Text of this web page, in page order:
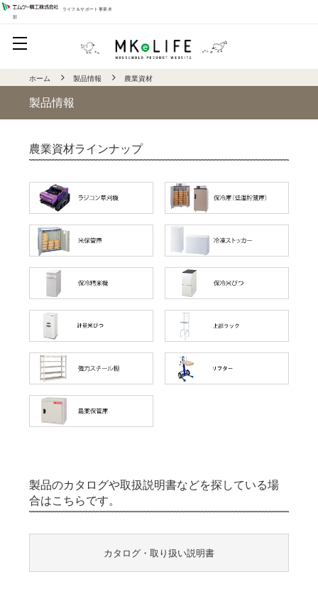
ライフ＆サポート事業本
部
ホーム 製品情報 農業資材
製品情報
農業資材ラインナップ
製品のカタログや取扱説明書などを探している場
合はこちらです。